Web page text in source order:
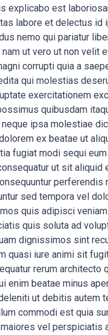
explicabo est
labore et delectus
nemo qui pariatur
ut vero ut non
corrupti quia a
qui molestias
exercitationem
quibusdam
ipsa molestiae
ex beatae ut
fugiat modi sequi
ut sit
sed tempora vel
quis adipisci
quis soluta ad
dignissimos sint
quasi iure animi sit
rerum
enim beatae minus
ut debitis
commodi est quia
vel